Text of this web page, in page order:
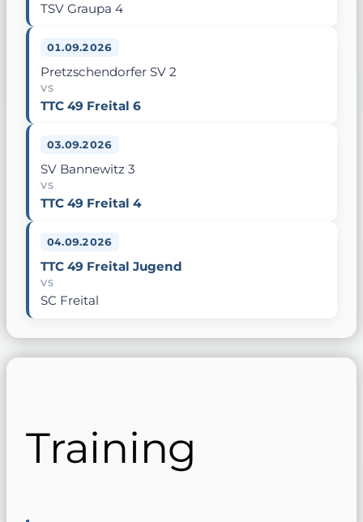
TSV Graupa 4
01.09.2026
Pretzschendorfer SV 2
VS
TTC 49 Freital 6
03.09.2026
SV Bannewitz 3
VS
TTC 49 Freital 4
04.09.2026
TTC 49 Freital Jugend
VS
SC Freital
Training